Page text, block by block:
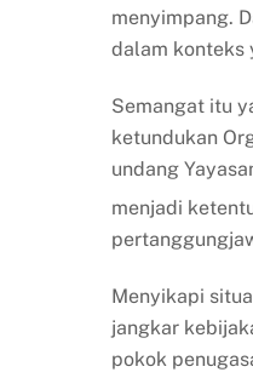
menyimpang.
dalam konteks
Semangat itu
ketundukan
undang
menjadi
Menyikapi
jangkar
pokok